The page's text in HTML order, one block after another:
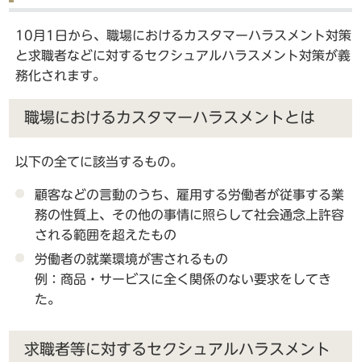
10月1日から、職場におけるカスタマーハラスメント対策
と求職者などに対するセクシュアルハラスメント対策が義
務化されます。
職場におけるカスタマーハラスメントとは
以下の全てに該当するもの。
顧客などの言動のうち、雇用する労働者が従事する業
務の性質上、その他の事情に照らして社会通念上許容
される範囲を超えたもの
労働者の就業環境が害されるもの
例：商品・サービスに全く関係のない要求をしてき
た。
求職者等に対するセクシュアルハラスメント